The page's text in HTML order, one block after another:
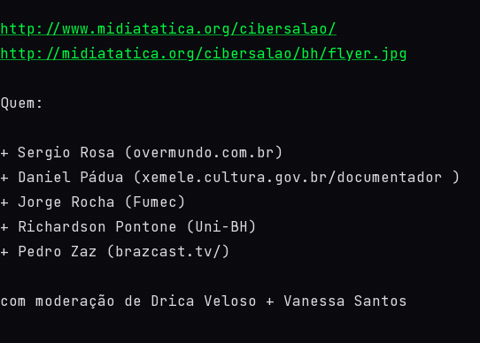
http://www.midiatatica.org/cibersalao/
http://midiatatica.org/cibersalao/bh/flyer.jpg
Quem:
+ Sergio Rosa (overmundo.com.br)
+ Daniel Pádua (xemele.cultura.gov.br/documentador )
+ Jorge Rocha (Fumec)
+ Richardson Pontone (Uni-BH)
+ Pedro Zaz (brazcast.tv/)
com moderação de Drica Veloso + Vanessa Santos